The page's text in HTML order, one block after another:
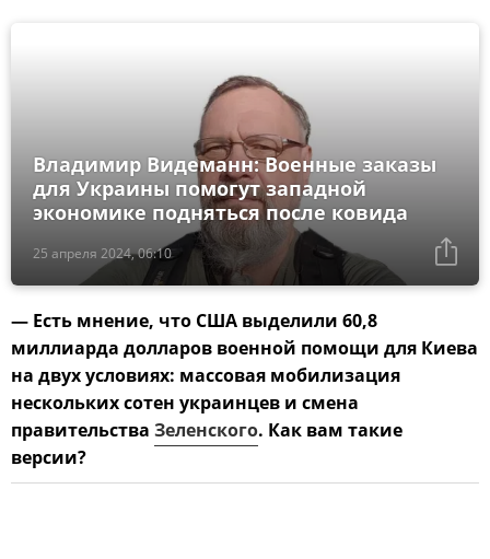
25 апреля 2024, 06:10
Владимир Видеманн: Военные заказы
для Украины помогут западной
экономике подняться после ковида
— Есть мнение, что США выделили 60,8
миллиарда долларов военной помощи для Киева
на двух условиях: массовая мобилизация
нескольких сотен украинцев и смена
правительства Зеленского. Как вам такие
версии?